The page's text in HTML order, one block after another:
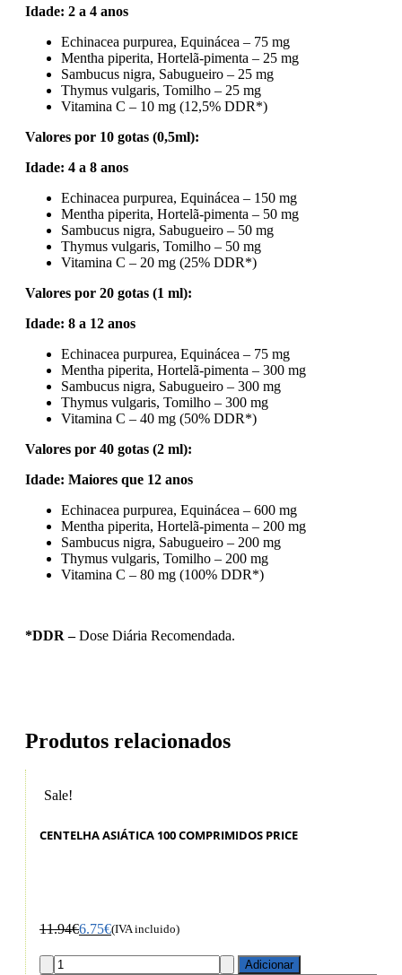
Idade: 2 a 4 anos
Echinacea purpurea, Equinácea – 75 mg
Mentha piperita, Hortelã-pimenta – 25 mg
Sambucus nigra, Sabugueiro – 25 mg
Thymus vulgaris, Tomilho – 25 mg
Vitamina C – 10 mg (12,5% DDR*)
Valores por 10 gotas (0,5ml):
Idade: 4 a 8 anos
Echinacea purpurea, Equinácea – 150 mg
Mentha piperita, Hortelã-pimenta – 50 mg
Sambucus nigra, Sabugueiro – 50 mg
Thymus vulgaris, Tomilho – 50 mg
Vitamina C – 20 mg (25% DDR*)
Valores por 20 gotas (1 ml):
Idade: 8 a 12 anos
Echinacea purpurea, Equinácea – 75 mg
Mentha piperita, Hortelã-pimenta – 300 mg
Sambucus nigra, Sabugueiro – 300 mg
Thymus vulgaris, Tomilho – 300 mg
Vitamina C – 40 mg (50% DDR*)
Valores por 40 gotas (2 ml):
Idade: Maiores que 12 anos
Echinacea purpurea, Equinácea – 600 mg
Mentha piperita, Hortelã-pimenta – 200 mg
Sambucus nigra, Sabugueiro – 200 mg
Thymus vulgaris, Tomilho – 200 mg
Vitamina C – 80 mg (100% DDR*)
*DDR –Dose Diária Recomendada.
Produtos relacionados
Sale!
CENTELHA ASIÁTICA 100 COMPRIMIDOS PRICE
11.94€6.75€(IVA incluido)
Adicionar